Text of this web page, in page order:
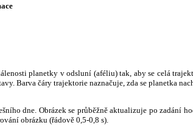
planetky v odsluní (aféliu) tak, aby se celá
Barva čáry trajektorie naznačuje, zda se planetka
dne. Obrázek se průběžně aktualizuje po zadání
obrázku (řádově 0,5-0,8 s).